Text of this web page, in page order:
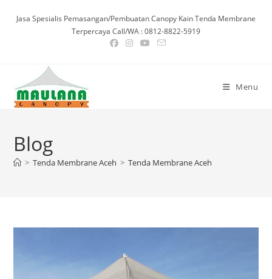
Jasa Spesialis Pemasangan/Pembuatan Canopy Kain Tenda Membrane
Terpercaya Call/WA : 0812-8822-5919
Menu
Blog
> Tenda Membrane Aceh > Tenda Membrane Aceh